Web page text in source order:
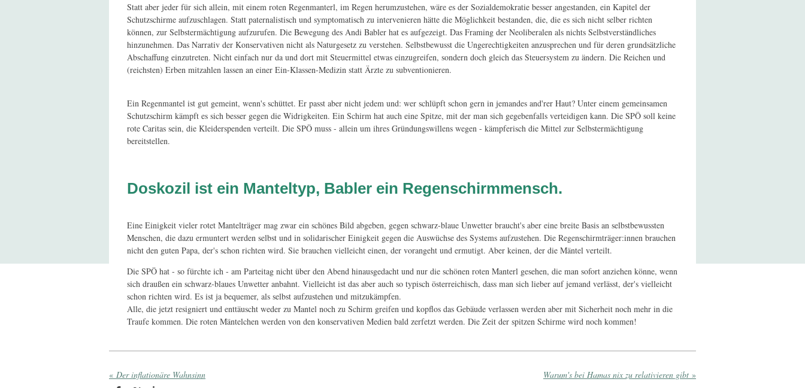
Statt aber jeder für sich allein, mit einem roten Regenmanterl, im Regen herumzustehen, wäre es der Sozialdemokratie besser angestanden, ein Kapitel der
Schutzschirme aufzuschlagen. Statt paternalistisch und symptomatisch zu intervenieren hätte die Möglichkeit bestanden, die, die es sich nicht selber richten
können, zur Selbstermächtigung aufzurufen. Die Bewegung des Andi Babler hat es aufgezeigt. Das Framing der Neoliberalen als nichts Selbstverständliches
hinzunehmen. Das Narrativ der Konservativen nicht als Naturgesetz zu verstehen. Selbstbewusst die Ungerechtigkeiten anzusprechen und für deren grundsätzliche
Abschaffung einzutreten. Nicht einfach nur da und dort mit Steuermittel etwas einzugreifen, sondern doch gleich das Steuersystem zu ändern. Die Reichen und
(reichsten) Erben mitzahlen lassen an einer Ein-Klassen-Medizin statt Ärzte zu subventionieren.
Ein Regenmantel ist gut gemeint, wenn's schüttet. Er passt aber nicht jedem und: wer schlüpft schon gern in jemandes and'rer Haut? Unter einem gemeinsamen
Schutzschirm kämpft es sich besser gegen die Widrigkeiten. Ein Schirm hat auch eine Spitze, mit der man sich gegebenfalls verteidigen kann. Die SPÖ soll keine
rote Caritas sein, die Kleiderspenden verteilt. Die SPÖ muss - allein um ihres Gründungswillens wegen - kämpferisch die Mittel zur Selbstermächtigung
bereitstellen.
Doskozil ist ein Manteltyp, Babler ein Regenschirmmensch.
Eine Einigkeit vieler rotet Mantelträger mag zwar ein schönes Bild abgeben, gegen schwarz-blaue Unwetter braucht's aber eine breite Basis an selbstbewussten
Menschen, die dazu ermuntert werden selbst und in solidarischer Einigkeit gegen die Auswüchse des Systems aufzustehen. Die Regenschirmträger:innen brauchen
nicht den guten Papa, der's schon richten wird. Sie brauchen vielleicht einen, der vorangeht und ermutigt. Aber keinen, der die Mäntel verteilt.
Die SPÖ hat - so fürchte ich - am Parteitag nicht über den Abend hinausgedacht und nur die schönen roten Manterl gesehen, die man sofort anziehen könne, wenn
sich draußen ein schwarz-blaues Unwetter anbahnt. Vielleicht ist das aber auch so typisch österreichisch, dass man sich lieber auf jemand verlässt, der's vielleicht
schon richten wird. Es ist ja bequemer, als selbst aufzustehen und mitzukämpfen.
Alle, die jetzt resigniert und enttäuscht weder zu Mantel noch zu Schirm greifen und kopflos das Gebäude verlassen werden aber mit Sicherheit noch mehr in die
Traufe kommen. Die roten Mäntelchen werden von den konservativen Medien bald zerfetzt werden. Die Zeit der spitzen Schirme wird noch kommen!
« Der inflationäre Wahnsinn Warum's bei Hamas nix zu relativieren gibt »